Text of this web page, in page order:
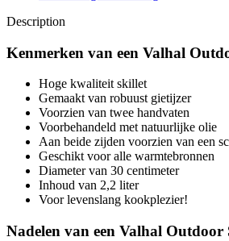
Description
Kenmerken van een Valhal
Hoge kwaliteit skillet
Gemaakt van robuust gietijzer
Voorzien van twee handvaten
Voorbehandeld met natuurlijke olie
Aan beide zijden voorzien van een
Geschikt voor alle warmtebronnen
Diameter van 30 centimeter
Inhoud van 2,2 liter
Voor levenslang kookplezier!
Nadelen van een Valhal Outdoor